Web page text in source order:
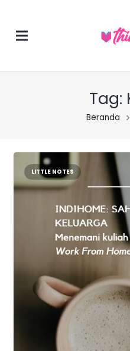
Tag:
Beranda
LITTLE NOTES